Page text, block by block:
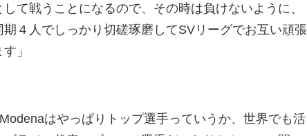
て戦うことになるので、その時は負けないように、
４人でしっかり切磋琢磨してSVリーグでお互い頑張
」
はやっぱりトップ選手っていうか、世界でも活